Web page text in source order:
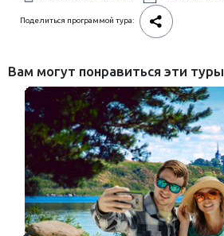
Поделиться программой тура:
Вам могут понравиться эти туры